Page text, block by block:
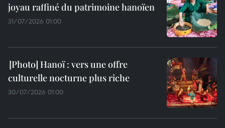
joyau raffiné du patrimoine hanoïen
31/07/2026 01:00
Hanoï : vers une offre
culturelle nocturne plus riche
30/07/2026 01:00